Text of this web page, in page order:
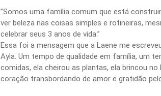
”Somos uma família comum que está
ver beleza nas coisas simples e rotineiras,
celebrar seus 3 anos de vida.”
Essa foi a mensagem que a Laene me
Ayla. Um tempo de qualidade em família, um
comidas, ela cheirou as plantas, ela brincou
coração transbordando de amor e gratidão